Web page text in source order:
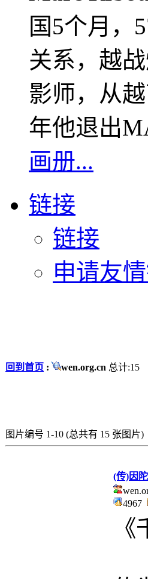
国5个月，
关系，越
影师，从
年他退出
画册...
链接
链接
申请友
回到首页 : wen.org.cn 总计:15
图片编号 1-10 (总共有 15 张图片)
(传)因
4967